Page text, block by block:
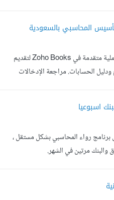
المهام والمسؤوليات تسجيل القيود
إدارة الحسابات المدينة
المالية والإدارية وتحليل نتائجها.
أبحث عن محاسب محترف لديه خبرة عملية متقدمة في Zoho Books لتقديم
الحسابات. مراجعة الإدخالات
والضريبية في السعودية. يفضل وجود
اسبوعيا
برنامج رواء المحاسبي بشكل مستقل ،
مرتين في الشهر.